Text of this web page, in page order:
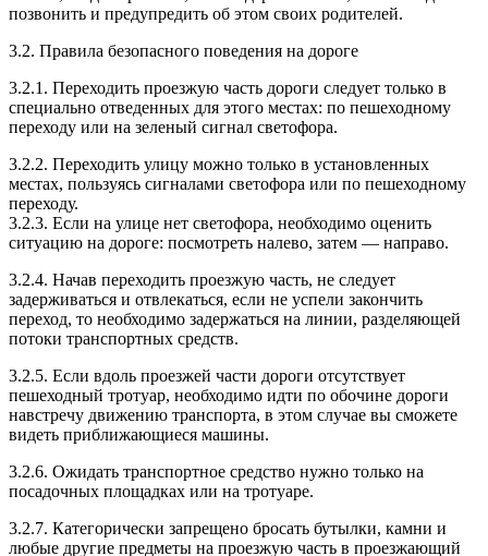
позвонить и предупредить об этом своих родителей.
3.2. Правила безопасного поведения на дороге
3.2.1. Переходить проезжую часть дороги следует только в
специально отведенных для этого местах: по пешеходному
переходу или на зеленый сигнал светофора.
3.2.2. Переходить улицу можно только в установленных
местах, пользуясь сигналами светофора или по пешеходному
переходу.
3.2.3. Если на улице нет светофора, необходимо оценить
ситуацию на дороге: посмотреть налево, затем — направо.
3.2.4. Начав переходить проезжую часть, не следует
задерживаться и отвлекаться, если не успели закончить
переход, то необходимо задержаться на линии, разделяющей
потоки транспортных средств.
3.2.5. Если вдоль проезжей части дороги отсутствует
пешеходный тротуар, необходимо идти по обочине дороги
навстречу движению транспорта, в этом случае вы сможете
видеть приближающиеся машины.
3.2.6. Ожидать транспортное средство нужно только на
посадочных площадках или на тротуаре.
3.2.7. Категорически запрещено бросать бутылки, камни и
любые другие предметы на проезжую часть в проезжающий